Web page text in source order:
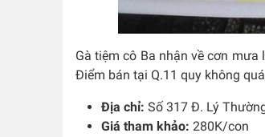
Gà tiệm cô Ba nhận về cơn
Điểm bán tại Q.11 quy không
Địa chỉ: Số 317 Đ. Lý
Giá tham khảo: 280K/con